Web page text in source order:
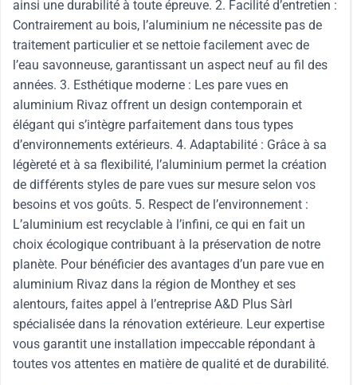
ainsi une durabilité à toute épreuve. 2. Facilité d’entretien :
Contrairement au bois, l’aluminium ne nécessite pas de
traitement particulier et se nettoie facilement avec de
l’eau savonneuse, garantissant un aspect neuf au fil des
années. 3. Esthétique moderne : Les pare vues en
aluminium Rivaz offrent un design contemporain et
élégant qui s’intègre parfaitement dans tous types
d’environnements extérieurs. 4. Adaptabilité : Grâce à sa
légèreté et à sa flexibilité, l’aluminium permet la création
de différents styles de pare vues sur mesure selon vos
besoins et vos goûts. 5. Respect de l’environnement :
L’aluminium est recyclable à l’infini, ce qui en fait un
choix écologique contribuant à la préservation de notre
planète. Pour bénéficier des avantages d’un pare vue en
aluminium Rivaz dans la région de Monthey et ses
alentours, faites appel à l’entreprise A&D Plus Sàrl
spécialisée dans la rénovation extérieure. Leur expertise
vous garantit une installation impeccable répondant à
toutes vos attentes en matière de qualité et de durabilité.